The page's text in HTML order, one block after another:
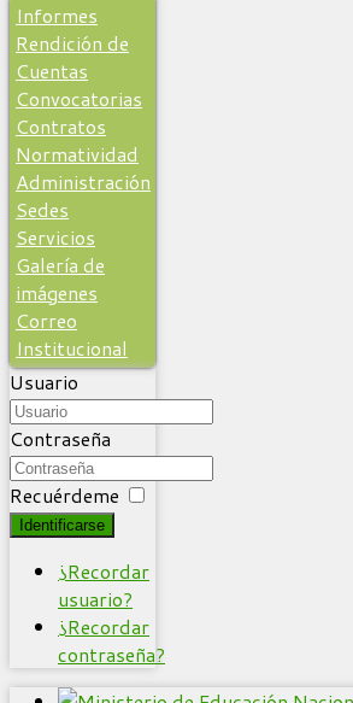
Informes
Rendición de
Cuentas
Convocatorias
Contratos
Normatividad
Administración
Sedes
Servicios
Galería de
imágenes
Correo
Institucional
Usuario
Contraseña
Recuérdeme
Identificarse
¿Recordar
usuario?
¿Recordar
contraseña?